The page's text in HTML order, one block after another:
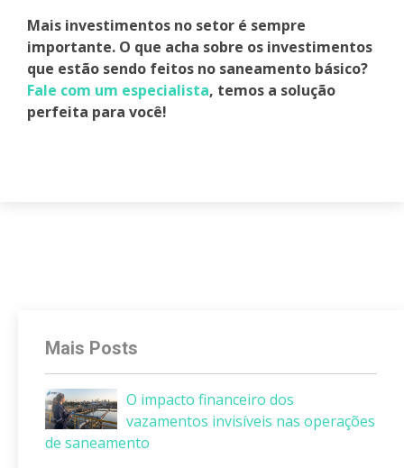
Mais investimentos no setor é sempre
importante. O que acha sobre os investimentos
que estão sendo feitos no saneamento básico?
Fale com um especialista, temos a solução
perfeita para você!
Mais Posts
O impacto financeiro dos
vazamentos invisíveis nas operações
de saneamento